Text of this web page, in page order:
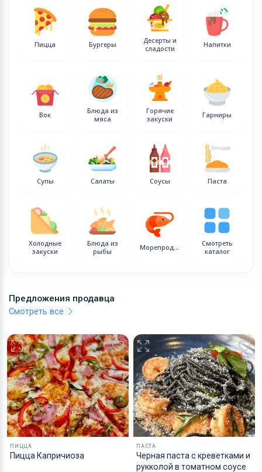
Пицца Бургеры
Десерты и
сладости
Напитки
Вок
Блюда из
мяса
Горячие
закуски
Гарниры
Супы Салаты Соусы Паста
Холодные
закуски
Блюда из
рыбы
Морепродукты
Смотреть
каталог
Предложения продавца
Смотреть все
ПИЦЦА
Пицца Капричиоза
ПАСТА
Черная паста с креветками и
рукколой в томатном соусе